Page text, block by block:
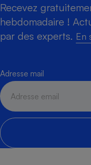
Recevez
hebdomadaire !
par des experts. En
Adresse mail